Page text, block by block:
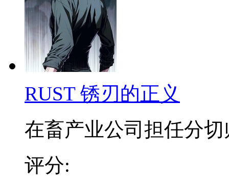
RUST 锈刃的正义
在畜产业公司担任分切
评分: